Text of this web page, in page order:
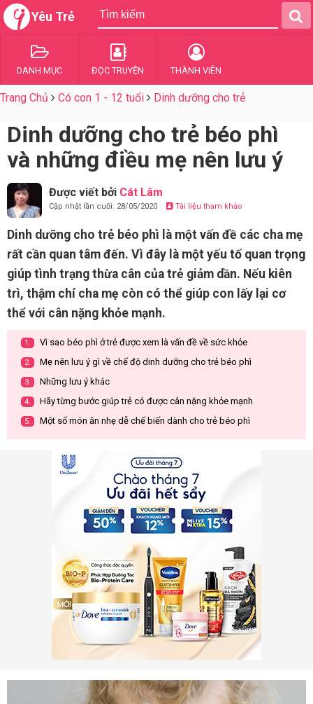
Yêu Trẻ
DANH MỤC ĐỌC TRUYỆN THÀNH VIÊN
Trang Chủ Có con 1 - 12 tuổi Dinh dưỡng cho trẻ
Dinh dưỡng cho trẻ béo phì
và những điều mẹ nên lưu ý
Được viết bởi Cát Lâm
Cập nhật lần cuối: 28/05/2020 Tài liệu tham khảo
Dinh dưỡng cho trẻ béo phì là một vấn đề các cha mẹ
rất cần quan tâm đến. Vì đây là một yếu tố quan trọng
giúp tình trạng thừa cân của trẻ giảm dần. Nếu kiên
trì, thậm chí cha mẹ còn có thể giúp con lấy lại cơ
thể với cân nặng khỏe mạnh.
1. Vì sao béo phì ở trẻ được xem là vấn đề về sức khỏe
2. Mẹ nên lưu ý gì về chế độ dinh dưỡng cho trẻ béo phì
3. Những lưu ý khác
4. Hãy từng bước giúp trẻ có được cân nặng khỏe mạnh
5. Một số món ăn nhẹ dễ chế biến dành cho trẻ béo phì